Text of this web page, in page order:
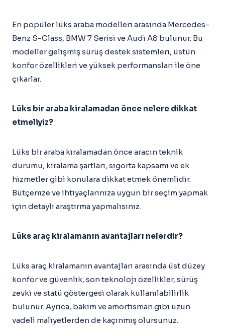
En popüler lüks araba modelleri arasında Mercedes-
Benz S-Class, BMW 7 Serisi ve Audi A8 bulunur. Bu
modeller gelişmiş sürüş destek sistemleri, üstün
konfor özellikleri ve yüksek performansları ile öne
çıkarlar.
Lüks bir araba kiralamadan önce nelere dikkat
etmeliyiz?
Lüks bir araba kiralamadan önce aracın teknik
durumu, kiralama şartları, sigorta kapsamı ve ek
hizmetler gibi konulara dikkat etmek önemlidir.
Bütçenize ve ihtiyaçlarınıza uygun bir seçim yapmak
için detaylı araştırma yapmalısınız.
Lüks araç kiralamanın avantajları nelerdir?
Lüks araç kiralamanın avantajları arasında üst düzey
konfor ve güvenlik, son teknoloji özellikler, sürüş
zevki ve statü göstergesi olarak kullanılabilirlik
bulunur. Ayrıca, bakım ve amortisman gibi uzun
vadeli maliyetlerden de kaçınmış olursunuz.